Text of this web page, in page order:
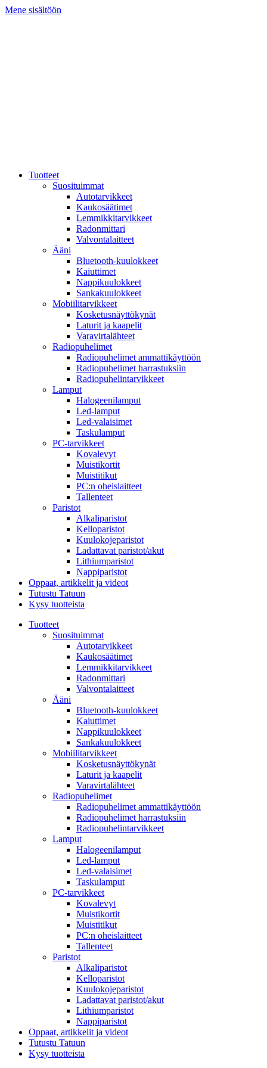
Mene sisältöön
Tuotteet
Suosituimmat
Autotarvikkeet
Kaukosäätimet
Lemmikkitarvikkeet
Radonmittari
Valvontalaitteet
Ääni
Bluetooth-kuulokkeet
Kaiuttimet
Nappikuulokkeet
Sankakuulokkeet
Mobiilitarvikkeet
Kosketusnäyttökynät
Laturit ja kaapelit
Varavirtalähteet
Radiopuhelimet
Radiopuhelimet ammattikäyttöön
Radiopuhelimet harrastuksiin
Radiopuhelintarvikkeet
Lamput
Halogeenilamput
Led-lamput
Led-valaisimet
Taskulamput
PC-tarvikkeet
Kovalevyt
Muistikortit
Muistitikut
PC:n oheislaitteet
Tallenteet
Paristot
Alkaliparistot
Kelloparistot
Kuulokojeparistot
Ladattavat paristot/akut
Lithiumparistot
Nappiparistot
Oppaat, artikkelit ja videot
Tutustu Tatuun
Kysy tuotteista
Tuotteet
Suosituimmat
Autotarvikkeet
Kaukosäätimet
Lemmikkitarvikkeet
Radonmittari
Valvontalaitteet
Ääni
Bluetooth-kuulokkeet
Kaiuttimet
Nappikuulokkeet
Sankakuulokkeet
Mobiilitarvikkeet
Kosketusnäyttökynät
Laturit ja kaapelit
Varavirtalähteet
Radiopuhelimet
Radiopuhelimet ammattikäyttöön
Radiopuhelimet harrastuksiin
Radiopuhelintarvikkeet
Lamput
Halogeenilamput
Led-lamput
Led-valaisimet
Taskulamput
PC-tarvikkeet
Kovalevyt
Muistikortit
Muistitikut
PC:n oheislaitteet
Tallenteet
Paristot
Alkaliparistot
Kelloparistot
Kuulokojeparistot
Ladattavat paristot/akut
Lithiumparistot
Nappiparistot
Oppaat, artikkelit ja videot
Tutustu Tatuun
Kysy tuotteista